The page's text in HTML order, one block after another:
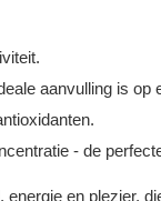
aanvulling is op
- de
en plezier,